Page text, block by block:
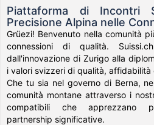
Piattaforma di Incontri
Precisione Alpina nelle
Grüezi! Benvenuto nella comunità
connessioni di qualità.
dall'innovazione di Zurigo alla
i valori svizzeri di qualità, affidabilità
Che tu sia nel governo di Berna,
comunità montane attraverso i
compatibili che apprezzano
partnership significative.